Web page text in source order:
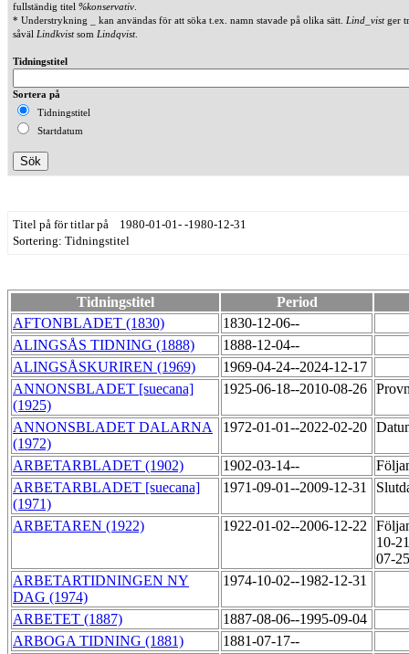
fullständig titel %konservativ
* Understrykning _ kan användas för att söka t.ex. namn stavade på olika sätt. Lind_vistger
såväl Lindkvistsom Lindqvist.
Tidningstitel
Sortera på
Tidningstitel
Startdatum
Titel på för titlar på 1980-01-01- -1980-12-31
Sortering: Tidningstitel
Tidningstitel
Period
AFTONBLADET (1830)
1830-12-06--
ALINGSÅS TIDNING (1888)
1888-12-04--
ALINGSÅSKURIREN (1969)
1969-04-24--2024-12-17
ANNONSBLADET [suecana]
(1925)
1925-06-18--2010-08-26
ANNONSBLADET DALARNA
(1972)
1972-01-01--2022-02-20
ARBETARBLADET (1902) 1902-03-14--
ARBETARBLADET [suecana]
(1971)
1971-09-01--2009-12-31
ARBETAREN (1922) 1922-01-02--2006-12-22
10-
07-
ARBETARTIDNINGEN NY
DAG (1974)
1974-10-02--1982-12-31
ARBETET (1887)
1887-08-06--1995-09-04
ARBOGA TIDNING (1881)
1881-07-17--